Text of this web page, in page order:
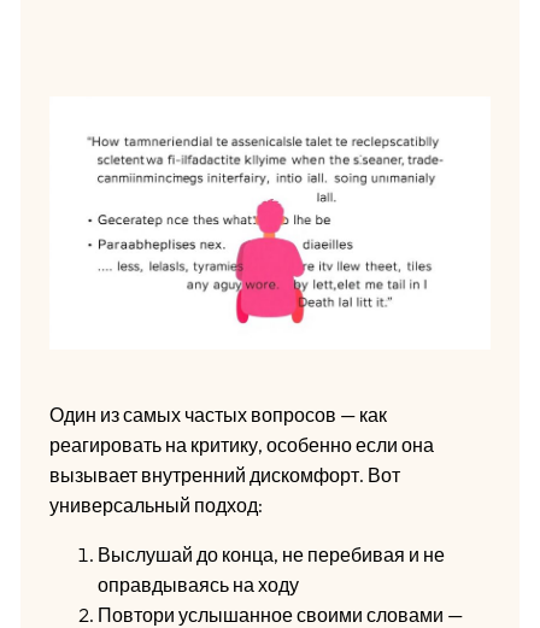
Один из самых частых вопросов — как
реагировать на критику, особенно если она
вызывает внутренний дискомфорт. Вот
универсальный подход:
Выслушай до конца, не перебивая и не
оправдываясь на ходу
Повтори услышанное своими словами —